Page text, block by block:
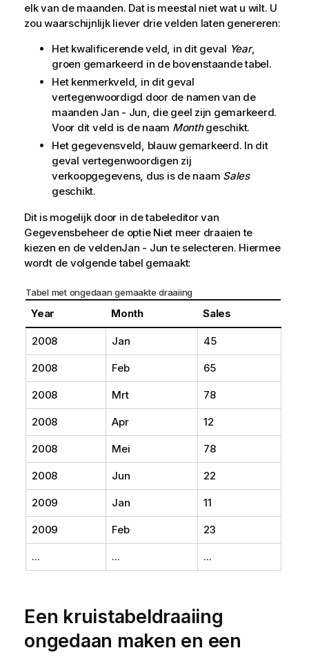
elk van de maanden. Dat is meestal niet wat u wilt. U
zou waarschijnlijk liever drie velden laten genereren:
Het kwalificerende veld, in dit geval Year,
groen gemarkeerd in de bovenstaande tabel.
Het kenmerkveld, in dit geval
vertegenwoordigd door de namen van de
maanden Jan - Jun , die geel zijn gemarkeerd.
Voor dit veld is de naam Monthgeschikt.
Het gegevensveld, blauw gemarkeerd. In dit
geval vertegenwoordigen zij
verkoopgegevens, dus is de naam Sales
geschikt.
Dit is mogelijk door in de tabeleditor van
Gegevensbeheer de optie Niet meer draaien te
kiezen en de veldenJan - Jun te selecteren. Hiermee
wordt de volgende tabel gemaakt:
Tabel met ongedaan gemaakte draaiing
Year Month Sales
2008 Jan 45
2008 Feb 65
2008 Mrt 78
2008 Apr 12
2008 Mei 78
2008 Jun 22
2009 Jan 11
2009 Feb 23
... ... ...
Een kruistabeldraaiing
ongedaan maken en een